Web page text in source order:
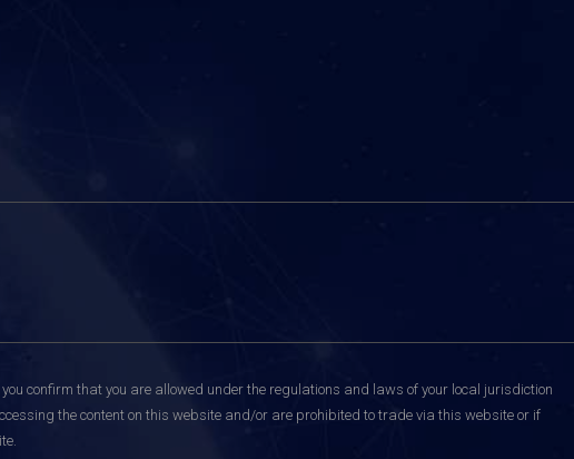
confirm that you are allowed under the regulations and laws of your local jurisdiction
the content on this website and/or are prohibited to trade via this website or if